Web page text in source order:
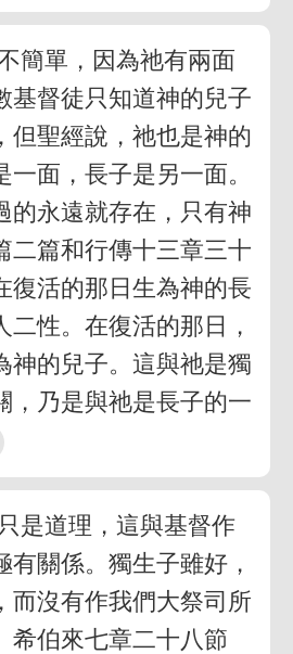
簡單，因為祂有兩面
基督徒只知道神的兒子
但聖經說，祂也是神的
面，長子是另一面。
的永遠就存在，只有神
二篇和行傳十三章三十
復活的那日生為神的長
二性。在復活的那日，
神的兒子。這與祂是獨
，乃是與祂是長子的一
是道理，這與基督作
有關係。獨生子雖好，
而沒有作我們大祭司所
希伯來七章二十八節